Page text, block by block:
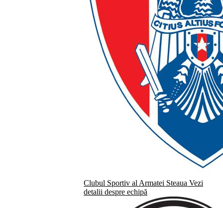
Clubul Sportiv al Armatei Steaua Vezi
detalii despre echipă